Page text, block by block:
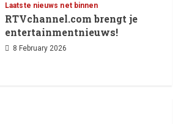
Laatste nieuws net binnen
RTVchannel.com brengt je
entertainmentnieuws!
8 February 2026